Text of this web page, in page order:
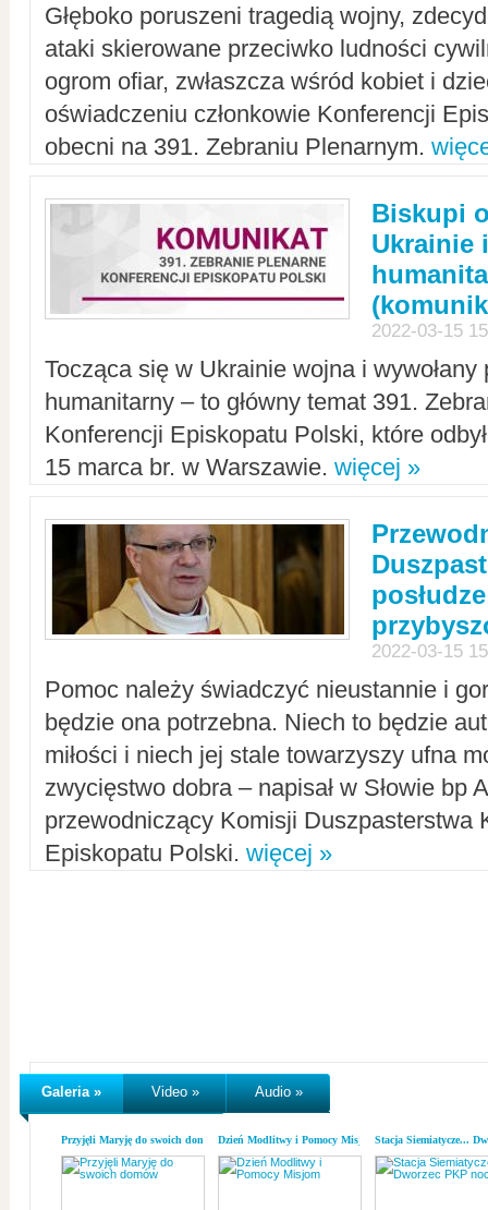
Głęboko poruszeni tragedią wojny,
ataki skierowane przeciwko ludności
ogrom ofiar, zwłaszcza wśród kobiet i
oświadczeniu członkowie Konferencji
obecni na 391. Zebraniu Plenarnym.
Biskupi
Ukrainie
2022-03-15
Tocząca się w Ukrainie wojna i
humanitarny – to główny temat 391.
Konferencji Episkopatu Polski, które
15 marca br. w Warszawie. więcej »
2022-03-15
Pomoc należy świadczyć nieustannie i
będzie ona potrzebna. Niech to będzie
miłości i niech jej stale towarzyszy ufna
zwycięstwo dobra – napisał w Słowie bp
przewodniczący Komisji Duszpasterstwa
Episkopatu Polski. więcej »
Galeria » Video » Audio »
Przyjęli Maryję do swoich domówDzień Modlitwy i Pomocy MisjomStacja Siemiatycze...